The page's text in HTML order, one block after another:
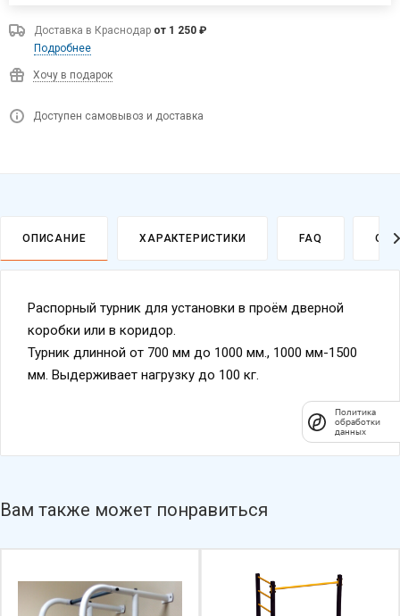
Доставка в Краснодар от 1 250 ₽
Подробнее
Хочу в подарок
Доступен самовывоз и доставка
ОПИСАНИЕ ХАРАКТЕРИСТИКИ FAQ
Распорный турник для установки в проём дверной
коробки или в коридор.
Турник длинной от 700 мм до 1000 мм., 1000 мм-1500
мм. Выдерживает нагрузку до 100 кг.
Вам также может понравиться
Политика
обработки
данных